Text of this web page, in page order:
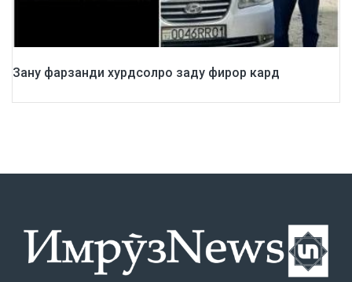
Зану фарзанди хурдсолро заду фирор кард